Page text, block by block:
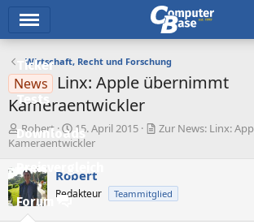
Ticker
Tests
Downloads
Preisvergleich
Forum
Wirtschaft, Recht und Forschung
News
Linx: Apple übernimmt
Kameraentwickler
E
r
t
e
l
Robert
E
r
t
e
l
15. April 2015
Zur News: Linx:
Kameraentwickler
Robert
Redakteur Teammitglied